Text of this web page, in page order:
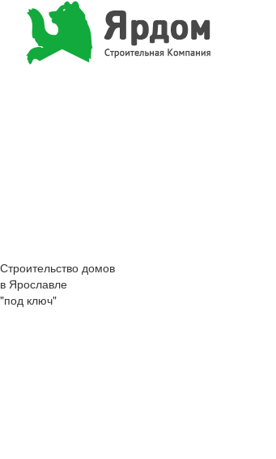
Строительство домов
в Ярославле
"под ключ"